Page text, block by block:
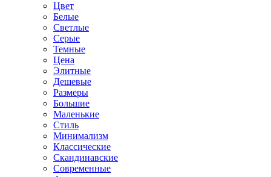
Цвет
Белые
Светлые
Серые
Темные
Цена
Элитные
Дешевые
Размеры
Большие
Маленькие
Стиль
Минимализм
Классические
Скандинавские
Современные